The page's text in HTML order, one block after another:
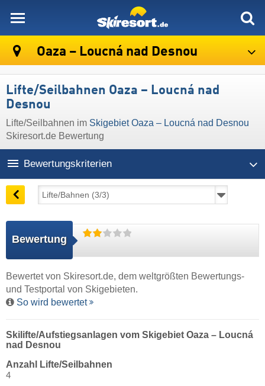
Oaza – Loucná nad Desnou
Lifte/Seilbahnen Oaza – Loucná nad
Desnou
Lifte/Seilbahnen im Skigebiet Oaza – Loucná nad Desnou
Skiresort.de Bewertung
Bewertungskriterien
Bewertung
Bewertet von Skiresort.de, dem weltgrößten Bewertungs-
und Testportal von Skigebieten.
So wird bewertet
Skilifte/Aufstiegsanlagen vom Skigebiet Oaza – Loucná
nad Desnou
Anzahl Lifte/Seilbahnen
4